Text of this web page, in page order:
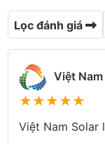
Lọc đánh giá
Việt
★★★★★
Việt Nam Solar